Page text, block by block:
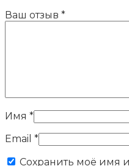
Ваш отзыв *
Имя *
Email *
Сохранить моё имя